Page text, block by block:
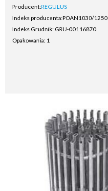
Producent:REGULUS
Indeks producenta:POAN1030/1250
Indeks Grudnik: GRU-00116870
Opakowania: 1